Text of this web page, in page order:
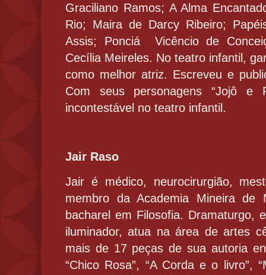
Graciliano Ramos; A Alma
Rio; Maira de Darcy Ribeiro;
Assis; Ponciá
Vicêncio de
Cecília Meireles. No teatro infantil,
como melhor atriz. Escreveu e
Com seus personagens “Jojô e
incontestável no teatro infantil.
Jair Raso
Jair é médico, neurocirurgião,
membro da Academia Mineira de
bacharel em Filosofia. Dramaturgo,
iluminador, atua na área de artes
mais de 17 peças de sua autoria
“Chico Rosa”, “A Corda e o livro”,